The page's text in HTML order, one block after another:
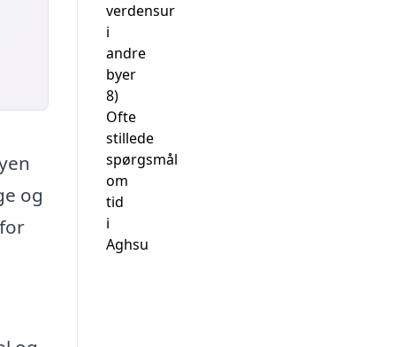
og
verdensur
i
andre
byer
8)
Ofte
stillede
spørgsmål
om
tid
i
Aghsu